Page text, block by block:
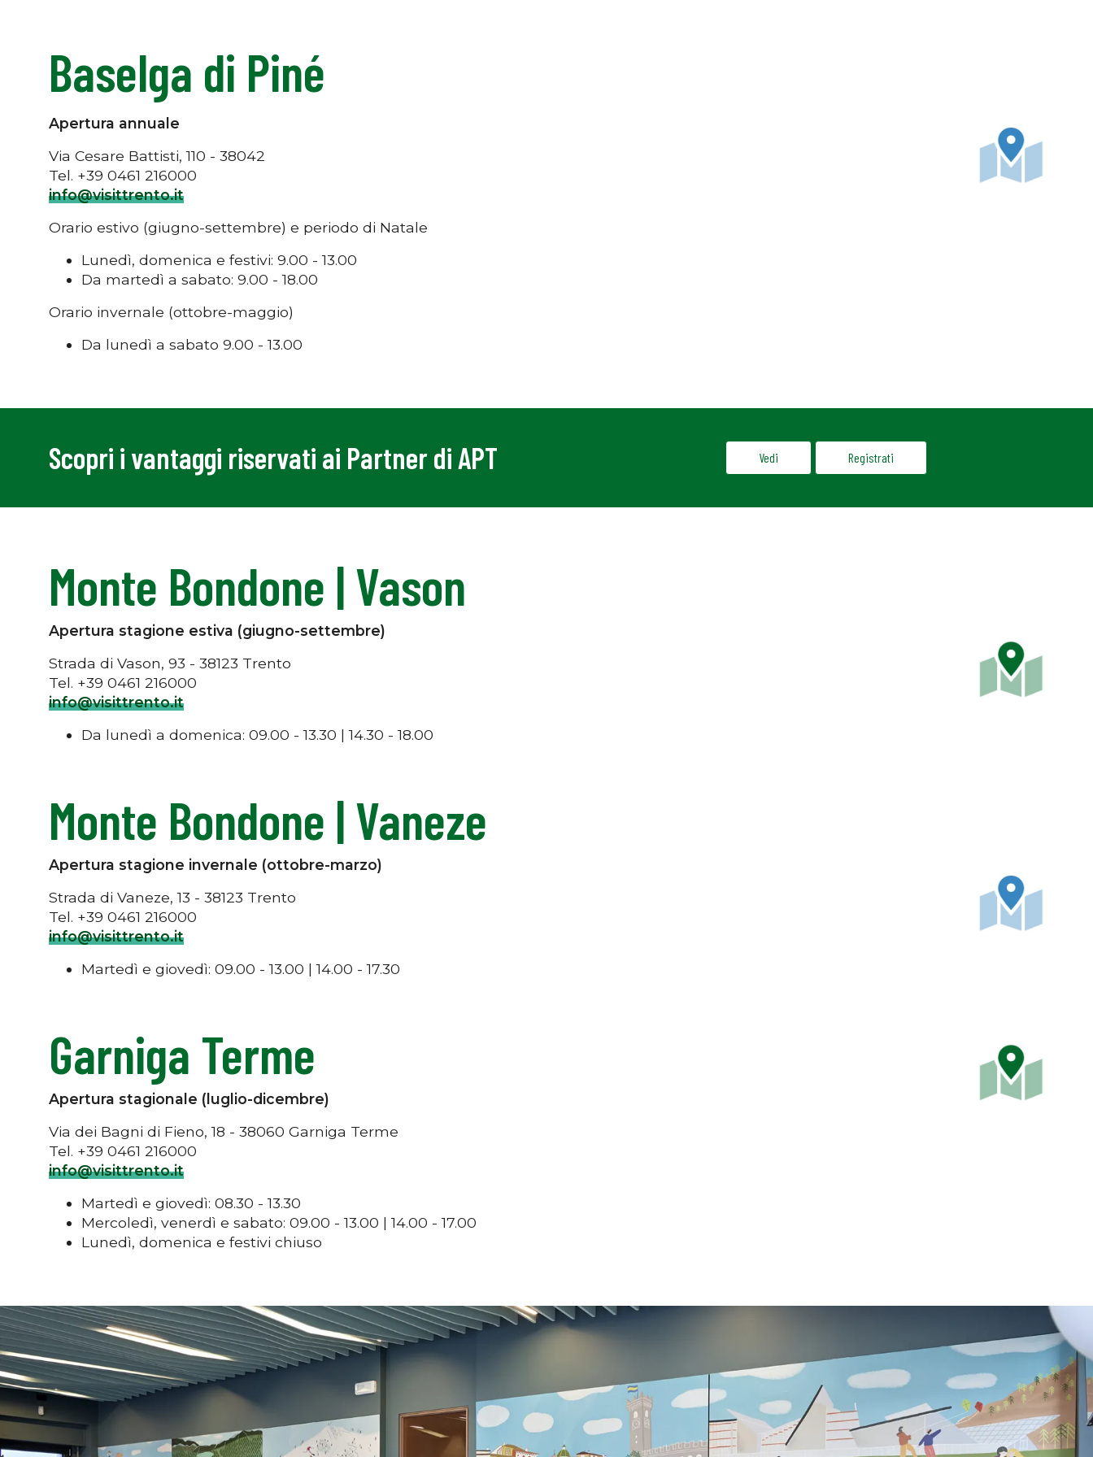
Baselga di Piné
Apertura annuale
Via Cesare Battisti, 110 - 38042
Tel. +39 0461 216000
info@visittrento.it
Orario estivo (giugno-settembre) e periodo di Natale
Lunedì, domenica e festivi: 9.00 - 13.00
Da martedì a sabato: 9.00 - 18.00
Orario invernale (ottobre-maggio)
Da lunedì a sabato 9.00 - 13.00
Scopri i vantaggi riservati ai Partner di APT Vedi Registrati
Monte Bondone | Vason
Apertura stagione estiva (giugno-settembre)
Strada di Vason, 93 - 38123 Trento
Tel. +39 0461 216000
info@visittrento.it
Da lunedì a domenica: 09.00 - 13.30 | 14.30 - 18.00
Monte Bondone | Vaneze
Apertura stagione invernale (ottobre-marzo)
Strada di Vaneze, 13 - 38123 Trento
Tel. +39 0461 216000
info@visittrento.it
Martedì e giovedì: 09.00 - 13.00 | 14.00 - 17.30
Garniga Terme
Apertura stagionale (luglio-dicembre)
Via dei Bagni di Fieno, 18 - 38060 Garniga Terme
Tel. +39 0461 216000
info@visittrento.it
Martedì e giovedì: 08.30 - 13.30
Mercoledì, venerdì e sabato: 09.00 - 13.00 | 14.00 - 17.00
Lunedì, domenica e festivi chiuso